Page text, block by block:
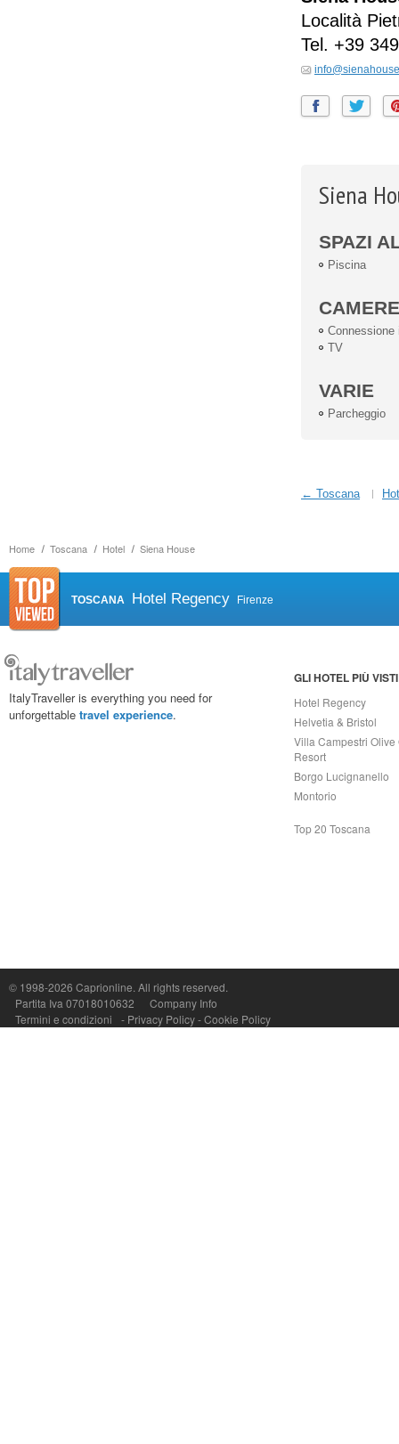
Home Toscana Hotel Siena House
Località
Tel. +39
Siena
SPAZI
Piscina
CAMERE
Connessione
TV
VARIE
Parcheggio
← Toscana
TOSCANA Hotel Regency Firenze
ItalyTraveller is everything you need for
unforgettable travel experience.
GLI HOTEL PIÙ VISTI
Hotel Regency
Helvetia & Bristol
Villa Campestri Olive
Resort
Borgo Lucignanello
Montorio
Top 20 Toscana
© 1998-2026 Caprionline. All rights reserved.
Partita Iva 07018010632
Company Info
Termini e condizioni
- Privacy Policy-Cookie Policy
Capri On Line Srl, Via Le Botteghe 10a - 80073 CAPRI (NA) Italy
P.Iva, C.F. e n.Reg.Imprese Napoli: 07018010632 - Rea n.557643